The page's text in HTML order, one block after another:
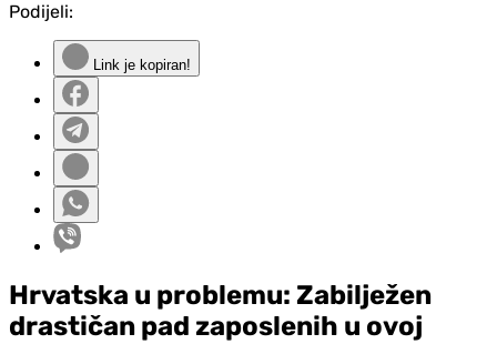
Podijeli:
Link je kopiran!
Hrvatska u problemu: Zabilježen
drastičan pad zaposlenih u ovoj